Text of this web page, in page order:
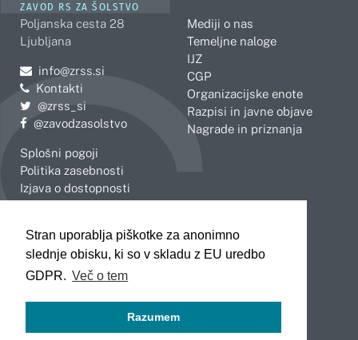
Stran uporablja piškotke za anonimno
slednje obisku, ki so v skladu z EU uredbo
GDPR. Več o tem
Razumem
ZAVOD RS ZA ŠOLSTVO
Poljanska cesta 28
Ljubljana
Pošljite e-mail na
info@zrss.si
Kontakti
Pojdite na Twitter:
@zrss_si
Pojdite na Facebook:
@zavodzasolstvo
Splošni pogoji
Politika zasebnosti
Izjava o dostopnosti
Mediji o nas
Temeljne naloge
IJZ
CGP
Organizacijske enote
Razpisi in javne objave
Nagrade in priznanja
Celje
Koper
Kranj
Novo mesto
Slovenj Gradec